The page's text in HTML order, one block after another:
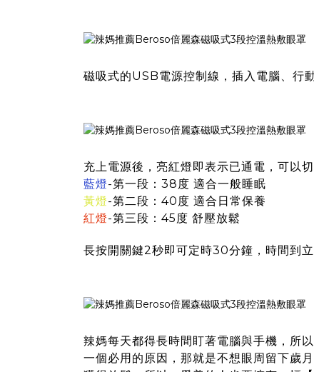
磁吸式的USB電源控制線，插入電腦、行
充上電源後，亮紅燈即表示已通電，可以切
藍燈-第一段：38度 適合一般睡眠
黃燈-第二段：40度 適合日常保養
紅燈-第三段：45度 舒壓放鬆
長按開關鍵2秒即可定時30分鐘，時間到
辣媽每天都得長時間盯著電腦與手機，所
一個必用的原因，那就是不想眼周留下歲